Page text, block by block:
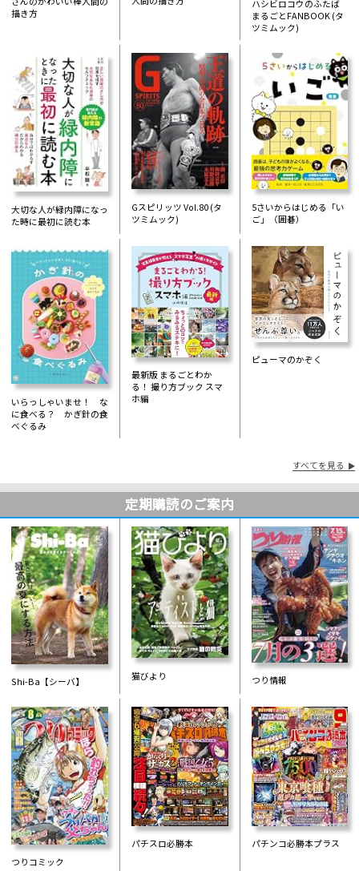
描き方
ハシビロコウのふたば
まるごとFANBOOK (タ
ツミムック)
大切な人が緑内障になっ
た時に最初に読む本
Gスピリッツ Vol.80 (タ
ツミムック)
5さいからはじめる「い
ご」（囲碁）
いらっしゃいませ！ な
に食べる？ かぎ針の食
べぐるみ
最新版 まるごとわか
る！ 撮り方ブック スマ
ホ編
ピューマのかぞく
すべてを見る
定期購読のご案内
Shi-Ba【シーバ】 猫びより つり情報
つりコミック
パチスロ必勝本 パチンコ必勝本プラス